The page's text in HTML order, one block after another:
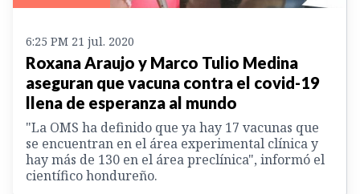
6:25 PM 21 jul. 2020
Roxana Araujo y Marco Tulio Medina
aseguran que vacuna contra el covid-19
llena de esperanza al mundo
"La OMS ha definido que ya hay 17 vacunas que
se encuentran en el área experimental clínica y
hay más de 130 en el área preclínica", informó el
científico hondureño.